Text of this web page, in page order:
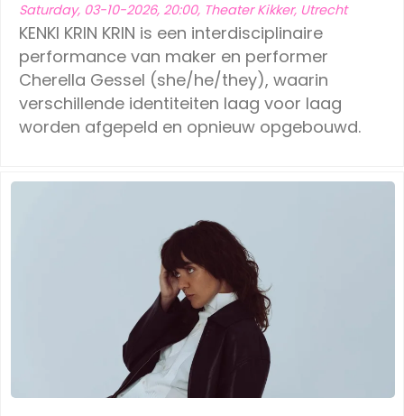
Saturday, 03-10-2026, 20:00, Theater Kikker, Utrecht
KENKI KRIN KRIN is een interdisciplinaire
performance van maker en performer
Cherella Gessel (she/he/they), waarin
verschillende identiteiten laag voor laag
worden afgepeld en opnieuw opgebouwd.